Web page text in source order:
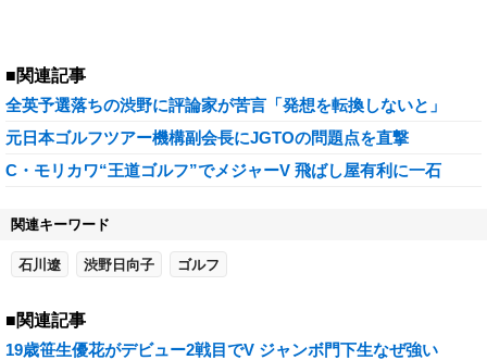
■関連記事
全英予選落ちの渋野に評論家が苦言「発想を転換しないと」
元日本ゴルフツアー機構副会長にJGTOの問題点を直撃
C・モリカワ“王道ゴルフ”でメジャーV 飛ばし屋有利に一石
関連キーワード
石川遼 渋野日向子 ゴルフ
■関連記事
19歳笹生優花がデビュー2戦目でV ジャンボ門下生なぜ強い